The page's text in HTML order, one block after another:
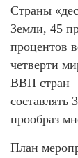
Страны
Земли, 45
процентов
четверти
ВВП стран
прообраз
План